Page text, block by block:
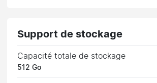
Support de stockage
Capacité totale de stockage
512 Go